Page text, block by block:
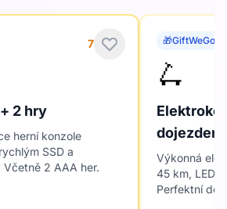
pro bratra – Vánoce jsou
kdy se dárky pro bratra
zabírají: hřejivé dárky (mikiny,
doplňky do pokoje/bytu,
technologické věci, vtipné
dárky pro koníčky (gaming,
Trendem jsou i malé, ale
fotodárek "od
7
2 hry
herní konzole
SSD a
2 AAA her.
🎁GiftWeGo
🛴
dojezdem
Výkonná
45 km, LED
Perfektní do